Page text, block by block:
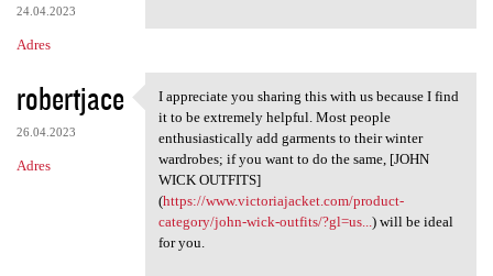
24.04.2023
Adres
robertjace
26.04.2023
Adres
I appreciate you sharing this
I appreciate you sharing this with us because I find
it to be extremely helpful. Most people
enthusiastically add garments to their winter
wardrobes; if you want to do the same, [JOHN
WICK OUTFITS]
(https://www.victoriajacket.com/product-
category/john-wick-outfits/?gl=us...) will be ideal
for you.